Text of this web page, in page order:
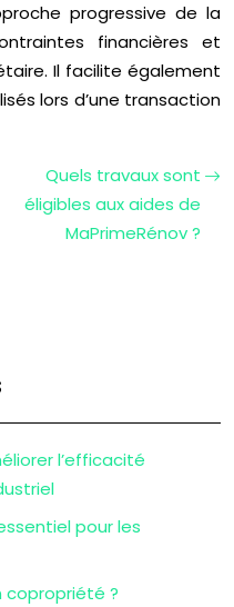
progressive de la
financières et
Il facilite également
lors d’une transaction
Quels travaux sont
éligibles aux aides de
MaPrimeRénov ?
l’efficacité
pour les
copropriété ?